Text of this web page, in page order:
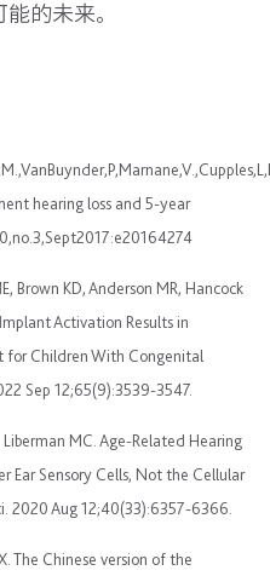
的未来。
hearing loss and 5-year
Brown KD, Anderson MR, Hancock
Activation Results in
for Children With Congenital
Sep 12;65(9):3539-3547.
MC. Age-Related Hearing
Ear Sensory Cells, Not the Cellular
2020 Aug 12;40(33):6357-6366.
The Chinese version of the